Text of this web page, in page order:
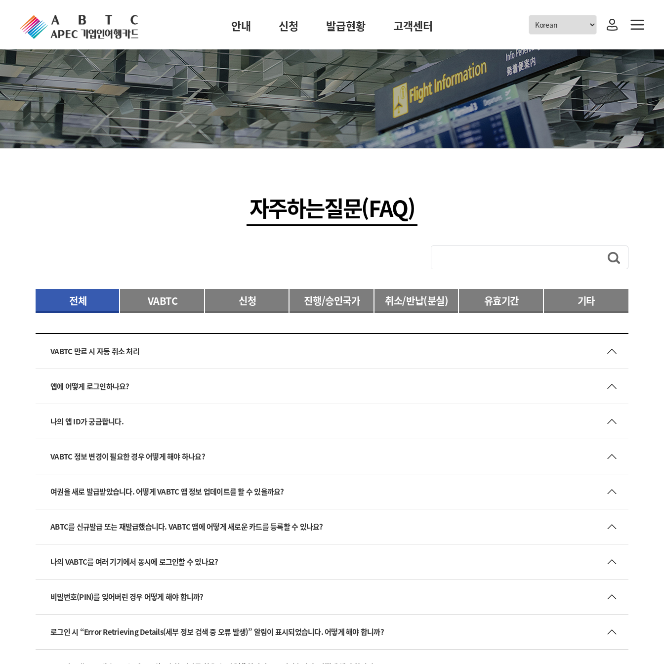
안내 신청 발급현황 고객센터
자주하는질문(FAQ)
전체 VABTC 신청 진행/승인국가 취소/반납(분실) 유효기간 기타
VABTC 만료 시 자동 취소 처리
앱에 어떻게 로그인하나요?
나의 앱 ID가 궁금합니다.
VABTC 정보 변경이 필요한 경우 어떻게 해야 하나요?
여권을 새로 발급받았습니다. 어떻게 VABTC 앱 정보 업데이트를 할 수 있을까요?
ABTC를 신규발급 또는 재발급했습니다. VABTC 앱에 어떻게 새로운 카드를 등록할 수 있나요?
나의 VABTC를 여러 기기에서 동시에 로그인할 수 있나요?
비밀번호(PIN)를 잊어버린 경우 어떻게 해야 합니까?
로그인 시 “Error Retrieving Details(세부 정보 검색 중 오류 발생)” 알림이 표시되었습니다. 어떻게 해야 합니까?